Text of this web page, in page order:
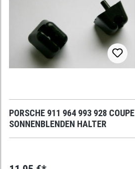
PORSCHE 911 964 993 928 COUPE
SONNENBLENDEN HALTER